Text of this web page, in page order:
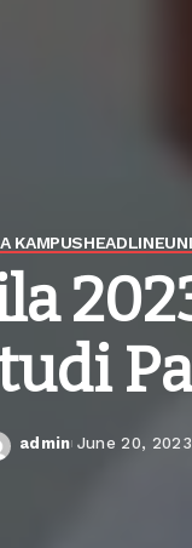
KAMPUSHEADLINE
Posted
admin June 20, 2023